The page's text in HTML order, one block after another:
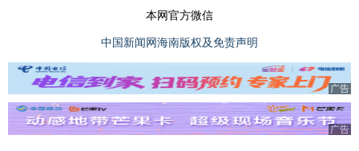
本网官方微信
中国新闻网海南版权及免责声明
广告
广告